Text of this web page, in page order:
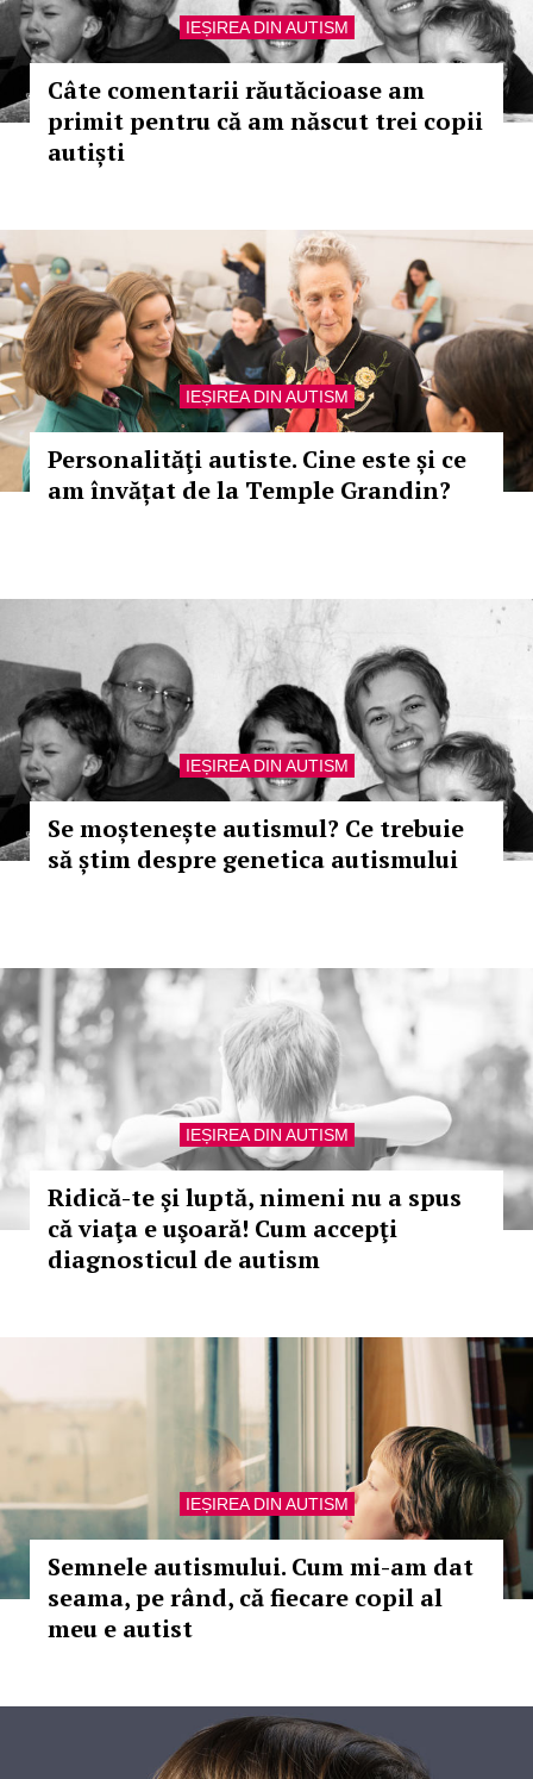
IEȘIREA DIN AUTISM
Câte comentarii răutăcioase am
primit pentru că am născut trei copii
autiști
IEȘIREA DIN AUTISM
Personalităţi autiste. Cine este și ce
am învățat de la Temple Grandin?
IEȘIREA DIN AUTISM
Se moștenește autismul? Ce trebuie
să știm despre genetica autismului
IEȘIREA DIN AUTISM
Ridică-te şi luptă, nimeni nu a spus
că viaţa e uşoară! Cum accepţi
diagnosticul de autism
IEȘIREA DIN AUTISM
Semnele autismului. Cum mi-am dat
seama, pe rând, că fiecare copil al
meu e autist